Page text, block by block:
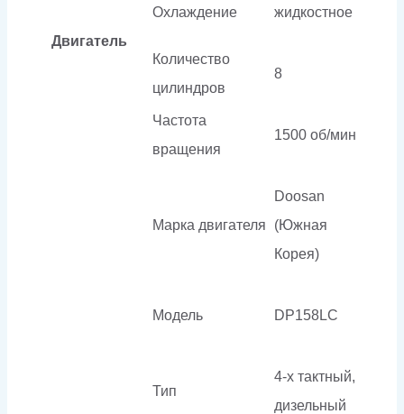
Двигатель
Охлаждение жидкостное
Количество
цилиндров
8
Частота
вращения
1500 об/мин
Марка двигателя
Doosan
(Южная
Корея)
Модель DP158LC
Тип
4-х тактный,
дизельный